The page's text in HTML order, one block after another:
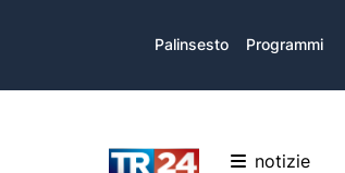
Palinsesto Programmi
notizie